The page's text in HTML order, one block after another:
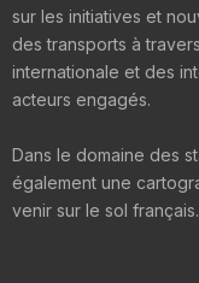
sur les initiatives et
des transports à
internationale et des
acteurs engagés.
Dans le domaine des
également une
venir sur le sol français.